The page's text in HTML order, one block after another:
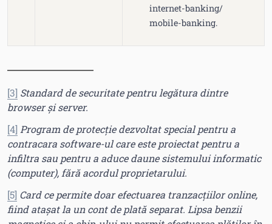
internet-banking/
mobile-banking.
[3] Standard de securitate pentru legătura dintre
browser și server.
[4] Program de protecție dezvoltat special pentru a
contracara software-ul care este proiectat pentru a
infiltra sau pentru a aduce daune sistemului informatic
(computer), fără acordul proprietarului.
[5] Card ce permite doar efectuarea tranzacțiilor online,
fiind atașat la un cont de plată separat. Lipsa benzii